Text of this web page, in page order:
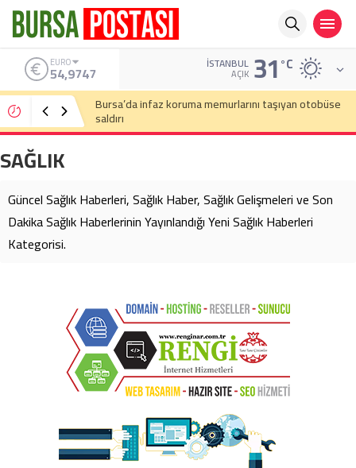
ALTIN
6.499,25 İSTANBUL
AÇIK 31°C
Bursa’da cadde ortasında bıçaklı kavga
SAĞLIK
Güncel Sağlık Haberleri, Sağlık Haber, Sağlık Gelişmeleri ve Son
Dakika Sağlık Haberlerinin Yayınlandığı Yeni Sağlık Haberleri
Kategorisi.